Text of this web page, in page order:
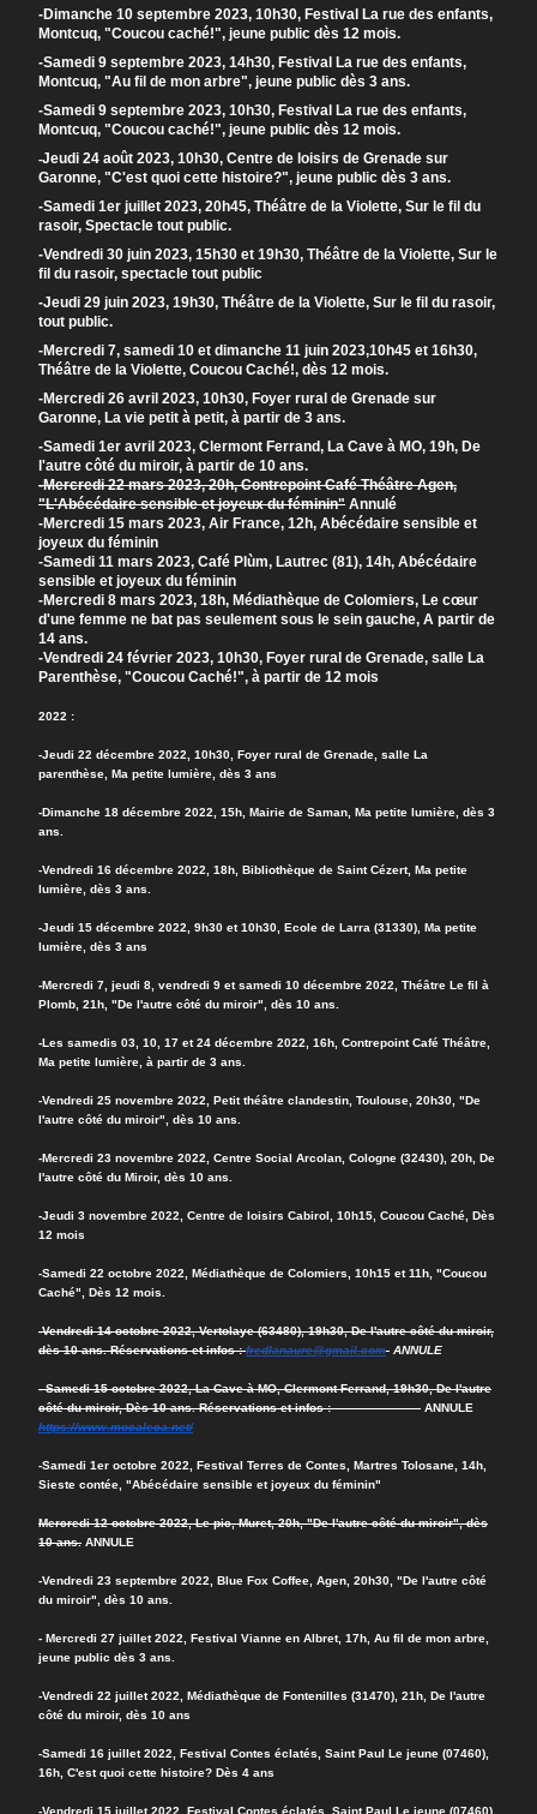
-Dimanche 10 septembre 2023, 10h30, Festival La rue des enfants,
Montcuq, "Coucou caché!", jeune public dès 12 mois.
-Samedi 9 septembre 2023, 14h30, Festival La rue des enfants,
Montcuq, "Au fil de mon arbre", jeune public dès 3 ans.
-Samedi 9 septembre 2023, 10h30, Festival La rue des enfants,
Montcuq, "Coucou caché!", jeune public dès 12 mois.
-Jeudi 24 août 2023, 10h30, Centre de loisirs de Grenade sur
Garonne, "C'est quoi cette histoire?", jeune public dès 3 ans.
-Samedi 1er juillet 2023, 20h45, Théâtre de la Violette, Sur le fil du
rasoir, Spectacle tout public.
-Vendredi 30 juin 2023, 15h30 et 19h30, Théâtre de la Violette, Sur le
fil du rasoir, spectacle tout public
-Jeudi 29 juin 2023, 19h30, Théâtre de la Violette, Sur le fil du rasoir,
tout public.
-Mercredi 7, samedi 10 et dimanche 11 juin 2023,10h45 et 16h30,
Théâtre de la Violette, Coucou Caché!, dès 12 mois.
-Mercredi 26 avril 2023, 10h30, Foyer rural de Grenade sur
Garonne, La vie petit à petit, à partir de 3 ans.
-Samedi 1er avril 2023, Clermont Ferrand, La Cave à MO, 19h, De
l'autre côté du miroir, à partir de 10 ans.
-Mercredi 22 mars 2023, 20h, Contrepoint Café Théâtre Agen,
"L'Abécédaire sensible et joyeux du féminin" Annulé
-Mercredi 15 mars 2023, Air France, 12h, Abécédaire sensible et
joyeux du féminin
-Samedi 11 mars 2023, Café Plùm, Lautrec (81), 14h, Abécédaire
sensible et joyeux du féminin
-Mercredi 8 mars 2023, 18h, Médiathèque de Colomiers, Le cœur
d'une femme ne bat pas seulement sous le sein gauche, A partir de
14 ans.
-Vendredi 24 février 2023, 10h30, Foyer rural de Grenade, salle La
Parenthèse, "Coucou Caché!", à partir de 12 mois
2022 :
-Jeudi 22 décembre 2022, 10h30, Foyer rural de Grenade, salle La
parenthèse, Ma petite lumière, dès 3 ans
-Dimanche 18 décembre 2022, 15h, Mairie de Saman, Ma petite lumière, dès 3
ans.
-Vendredi 16 décembre 2022, 18h, Bibliothèque de Saint Cézert, Ma petite
lumière, dès 3 ans.
-Jeudi 15 décembre 2022, 9h30 et 10h30, Ecole de Larra (31330), Ma petite
lumière, dès 3 ans
-Mercredi 7, jeudi 8, vendredi 9 et samedi 10 décembre 2022, Théâtre Le fil à
Plomb, 21h, "De l'autre côté du miroir", dès 10 ans.
-Les samedis 03, 10, 17 et 24 décembre 2022, 16h, Contrepoint Café Théâtre,
Ma petite lumière, à partir de 3 ans.
-Vendredi 25 novembre 2022, Petit théâtre clandestin, Toulouse, 20h30, "De
l'autre côté du miroir", dès 10 ans.
-Mercredi 23 novembre 2022, Centre Social Arcolan, Cologne (32430), 20h, De
l'autre côté du Miroir, dès 10 ans.
-Jeudi 3 novembre 2022, Centre de loisirs Cabirol, 10h15, Coucou Caché, Dès
12 mois
-Samedi 22 octobre 2022, Médiathèque de Colomiers, 10h15 et 11h, "Coucou
Caché", Dès 12 mois.
-Vendredi 14 octobre 2022, Vertolaye (63480), 19h30, De l'autre côté du miroir,
dès 10 ans. Réservations et infos :fredlanaure@gmail.com ANNULE
- Samedi 15 octobre 2022, La Cave à MO, Clermont Ferrand, 19h30, De l'autre
côté du miroir, Dès 10 ans.Réservations et infos :06 32 46 02 33 ANNULE
https://www.mocaleca.net/
-Samedi 1er octobre 2022, Festival Terres de Contes, Martres Tolosane, 14h,
Sieste contée, "Abécédaire sensible et joyeux du féminin"
Mercredi 12 octobre 2022, Le pic, Muret, 20h,"De l'autre côté du miroir",dès
10 ans. ANNULE
-Vendredi 23 septembre 2022, Blue Fox Coffee, Agen, 20h30, "De l'autre côté
du miroir", dès 10 ans.
- Mercredi 27 juillet 2022, Festival Vianne en Albret, 17h, Au fil de mon arbre,
jeune public dès 3 ans.
-Vendredi 22 juillet 2022, Médiathèque de Fontenilles (31470), 21h, De l'autre
côté du miroir, dès 10 ans
-Samedi 16 juillet 2022, Festival Contes éclatés, Saint Paul Le jeune (07460),
16h, C'est quoi cette histoire? Dès 4 ans